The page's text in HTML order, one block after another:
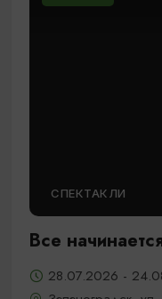
СПЕКТАКЛИ
Все
28.07.2026 -